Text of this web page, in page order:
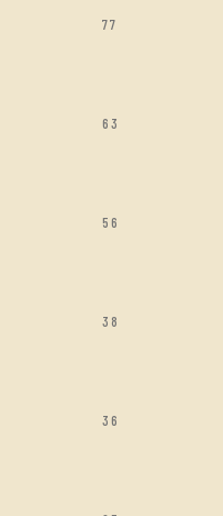
77
63
56
38
36